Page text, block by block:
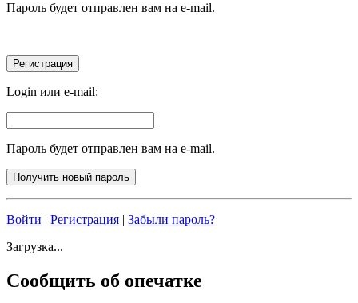
Пароль будет отправлен вам на e-mail.
Login или e-mail:
Пароль будет отправлен вам на e-mail.
Войти | Регистрация | Забыли пароль?
Загрузка...
Сообщить об опечатке